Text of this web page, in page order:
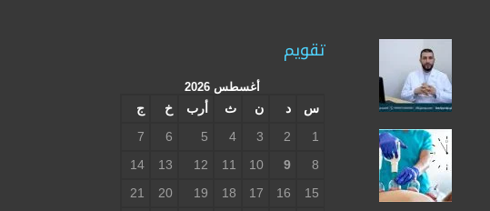
تقويم
أغسطس 2026
س د ن ث أرب خ
ج
1
2
3
4
5
6
7
8
9
10
11
12
13
14
15
16
17
18
19
20
21